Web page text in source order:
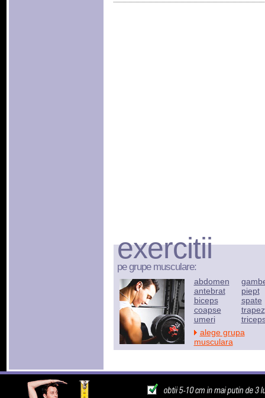
exercitii
pe grupe musculare:
abdomen
antebrat
biceps
coapse
umeri
piept
spate
trapez
alege grupa
musculara